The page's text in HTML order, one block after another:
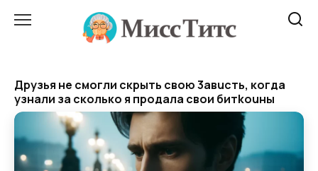
Друзья не смогли скрыть свою 3aвucть, когда
узнали за сколько я продала свои битkouны